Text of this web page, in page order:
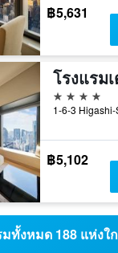
฿5,631
4 ดาว
฿5,102
มทั้งหมด 188 แห่งใ